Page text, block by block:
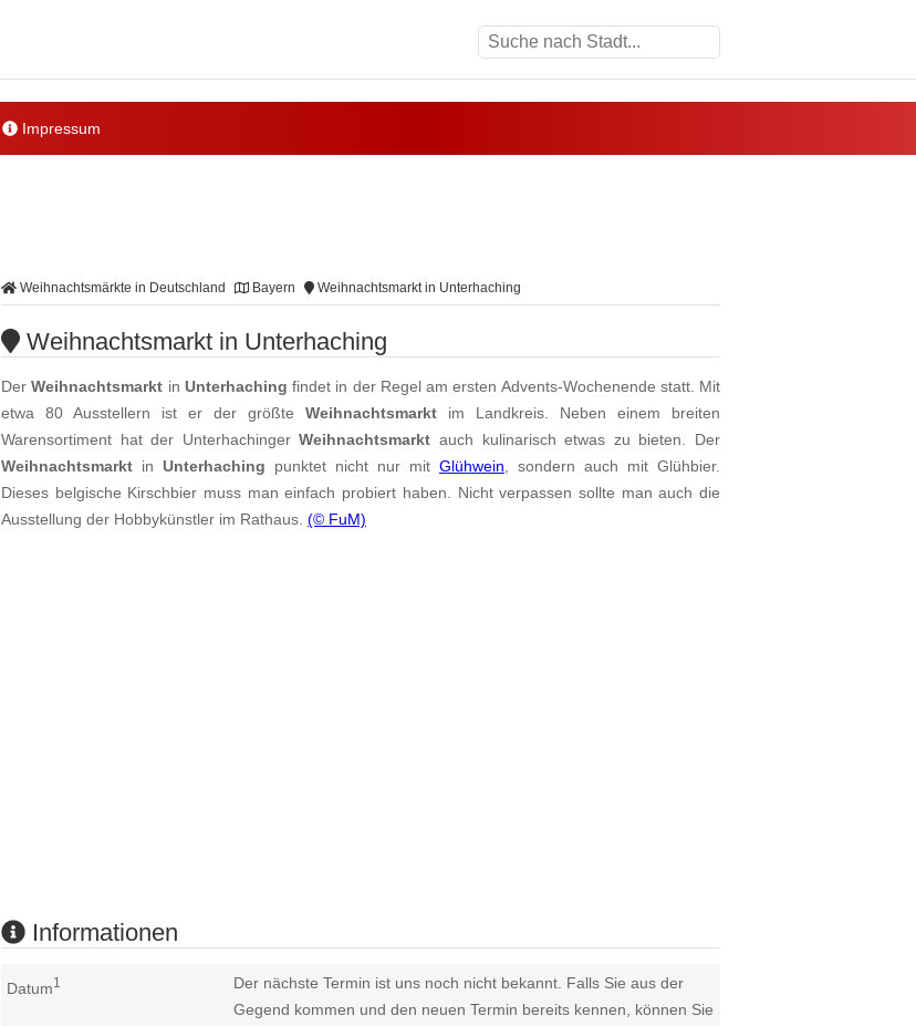
Impressum
Weihnachtsmärkte in Deutschland Bayern Weihnachtsmarkt in Unterhaching
Weihnachtsmarkt in Unterhaching
DerWeihnachtsmarkt in Unterhaching findet in der Regel am ersten Advents-Wochenende statt. Mit
etwa 80 Ausstellern ist er der größte Weihnachtsmarkt im Landkreis. Neben einem breiten
Warensortiment hat der UnterhachingerWeihnachtsmarkt auch kulinarisch etwas zu bieten. Der
Weihnachtsmarkt in Unterhaching punktet nicht nur mit Glühwein, sondern auch mit Glühbier.
Dieses belgische Kirschbier muss man einfach probiert haben. Nicht verpassen sollte man auch die
Ausstellung der Hobbykünstler im Rathaus. (© FuM)
Informationen
Datum1
Der nächste Termin ist uns noch nicht bekannt. Falls Sie aus der
Gegend kommen und den neuen Termin bereits kennen, können Sie